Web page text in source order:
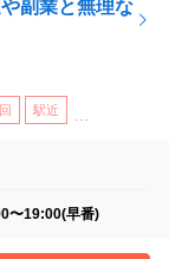
副業と無理な
駅近 ...
〜19:00(早番)